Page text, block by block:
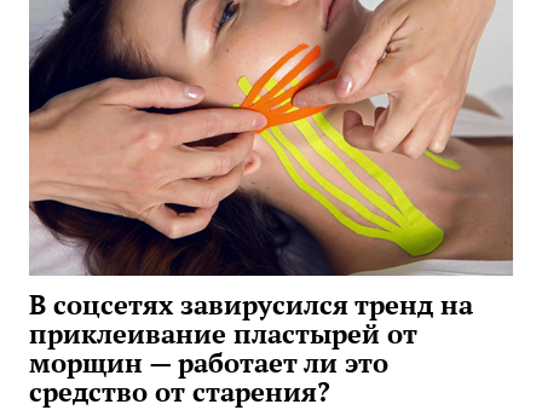
В соцсетях завирусился тренд на
приклеивание пластырей от
морщин — работает ли это
средство от старения?